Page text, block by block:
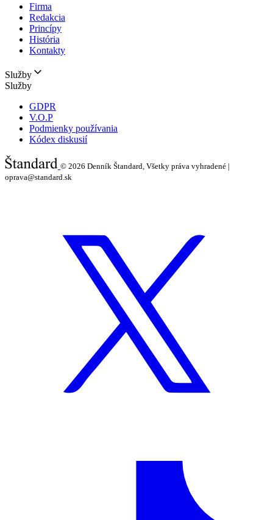
Firma
Redakcia
Princípy
História
Kontakty
Služby
Služby
GDPR
V.O.P
Podmienky používania
Kódex diskusií
© 2026 Denník Štandard, Všetky práva vyhradené |
oprava@standard.sk